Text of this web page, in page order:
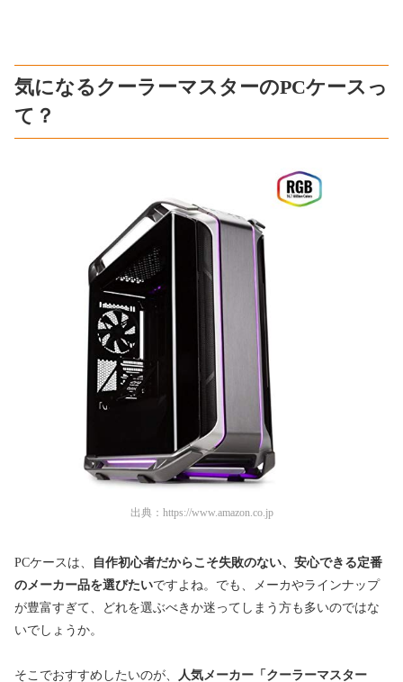
気になるクーラーマスターのPCケースっ
て？
出典： https://www.amazon.co.jp
PCケースは、
自作初心者だからこそ失敗のない、安心できる定番
のメーカー品を選びたいですよね。でも、メーカやラインナップ
が豊富すぎて、どれを選ぶべきか迷ってしまう方も多いのではな
いでしょうか。
そこでおすすめしたいのが、 人気メーカー「 クーラーマスター